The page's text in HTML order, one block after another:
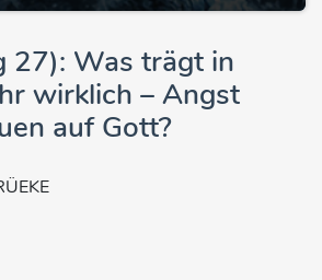
27): Was trägt in
wirklich – Angst
auf Gott?